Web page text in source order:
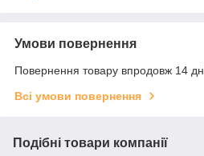
Умови повернення
Повернення товару впродовж 14
Всі умови повернення
Подібні товари компанії